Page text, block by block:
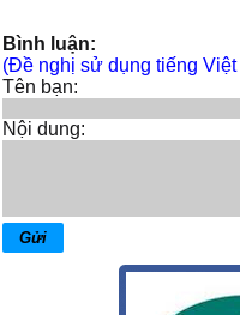
Bình luận:
(Đề nghị sử dụng tiếng Việt
Tên bạn:
Nội dung: